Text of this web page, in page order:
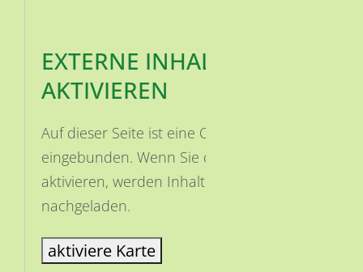
EXTERNE INHALTE
AKTIVIEREN
Auf dieser Seite ist eine OSM Karte
eingebunden. Wenn Sie die Karte
aktivieren, werden Inhalte von OSM
nachgeladen.
aktiviere Karte